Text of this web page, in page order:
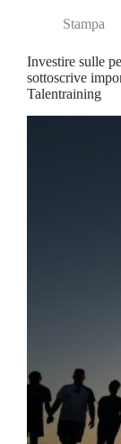
Stampa
Investire sulle
sottoscrive
Talentraining